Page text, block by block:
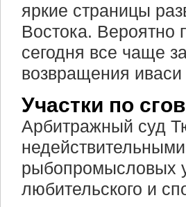
яркие страницы
Востока. Вероятно
сегодня все чаще
возвращения
Участки по
Арбитражный суд
рыбопромысловых
любительского и